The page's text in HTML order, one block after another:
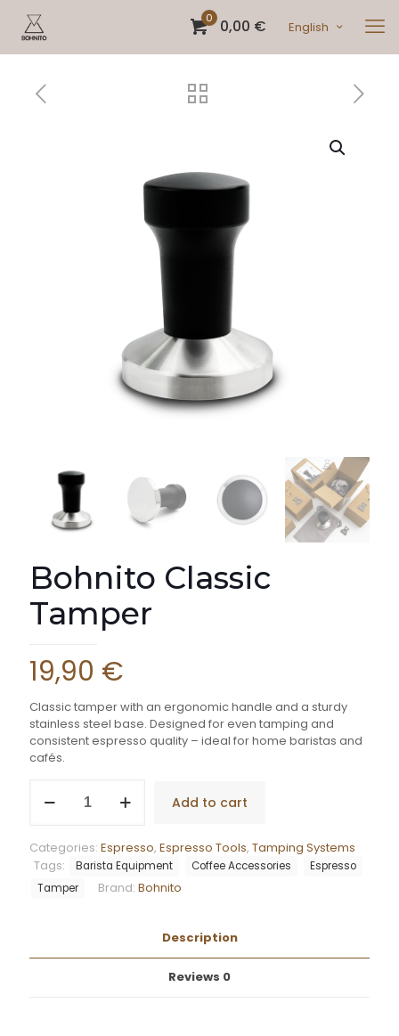
0 0,00 € English
Bohnito Classic
Tamper
19,90 €
Classic tamper with an ergonomic handle and a sturdy
stainless steel base. Designed for even tamping and
consistent espresso quality – ideal for home baristas and
cafés.
Classic
Add to cart
Categories: Espresso, Espresso Tools, Tamping Systems
Tags:
Barista Equipment Coffee Accessories
Espresso
Tamper
Brand: Bohnito
Description
Reviews 0